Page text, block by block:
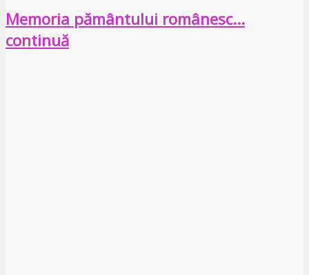
Memoria pământului românesc…
continuă